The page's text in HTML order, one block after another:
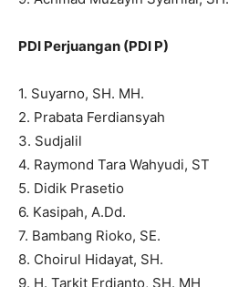
PDI Perjuangan (PDI P)
1. Suyarno, SH. MH.
2. Prabata Ferdiansyah
3. Sudjalil
4. Raymond Tara Wahyudi, ST
5. Didik Prasetio
6. Kasipah, A.Dd.
7. Bambang Rioko, SE.
8. Choirul Hidayat, SH.
9. H. Tarkit Erdianto, SH. MH